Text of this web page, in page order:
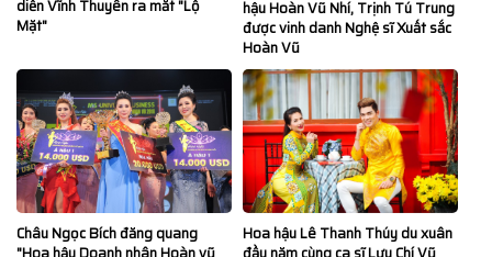
diễn Vĩnh Thuyên ra mắt "Lộ
Mặt"
hậu Hoàn Vũ Nhí, Trịnh Tú Trung
được vinh danh Nghệ sĩ Xuất sắc
Hoàn Vũ
Châu Ngọc Bích đăng quang
Hoa hậu Lê Thanh Thúy du xuân